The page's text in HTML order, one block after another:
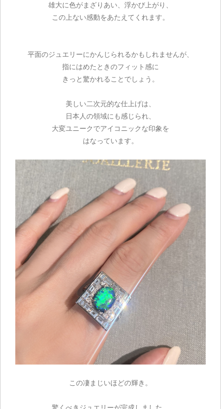
雄大に色がまざりあい、浮かび上がり、
この上ない感動をあたえてくれます。
平面のジュエリーにかんじられるかもしれませんが、
指にはめたときのフィット感に
きっと驚かれることでしょう。
美しい二次元的な仕上げは、
日本人の領域にも感じられ、
大変ユニークでアイコニックな印象を
はなっています。
この凄まじいほどの輝き。
驚くべきジュエリーが完成しました。